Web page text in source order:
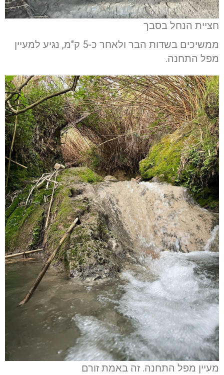
חציית הנחל בסבך
ממשיכים בשדות הבר ולאחר כ-5 ק"מ, נגיע למעיין
מפל התחנה.
מעיין מפל התחנה. זה באמת זורם